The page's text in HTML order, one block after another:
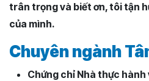
trân trọng và biết ơn, tôi tận
của mình.
Chuyên ngành
Chứng chỉ Nhà thực